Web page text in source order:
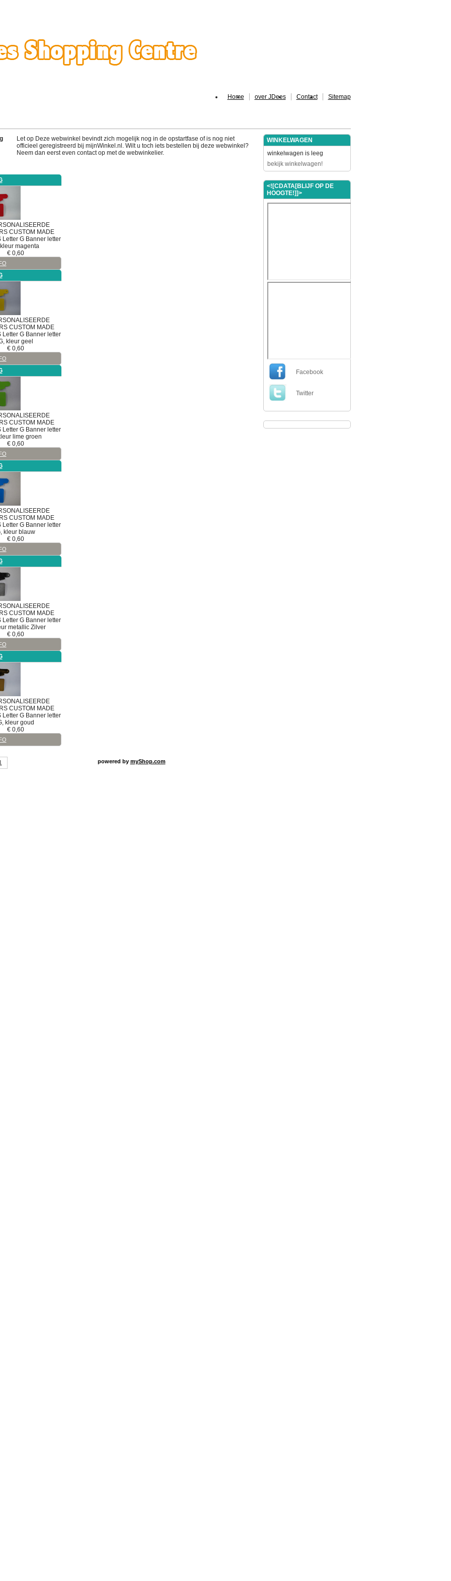
Home over JDees Contact Sitemap
Let op Deze webwinkel bevindt zich mogelijk nog in de opstartfase of is nog niet
officieel geregistreerd bij mijnWinkel.nl. Wilt u toch iets bestellen bij deze webwinkel?
Neem dan eerst even contact op met de webwinkelier.
CUSTOM MADE
Letter G Banner letter
magenta
€0,60
CUSTOM MADE
Letter G Banner letter
kleur geel
€0,60
CUSTOM MADE
Letter G Banner letter
lime groen
€0,60
CUSTOM MADE
Letter G Banner letter
kleur blauw
€0,60
CUSTOM MADE
Letter G Banner letter
metallic Zilver
€0,60
CUSTOM MADE
Letter G Banner letter
kleur goud
€0,60
powered by myShop.com
WINKELWAGEN
winkelwagen is leeg
bekijk winkelwagen!
<![CDATA[BLIJF OP DE
HOOGTE!]]>
Facebook
Twitter